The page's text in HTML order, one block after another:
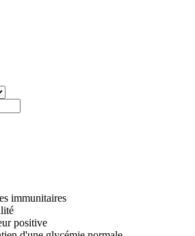
immunitaires
positive